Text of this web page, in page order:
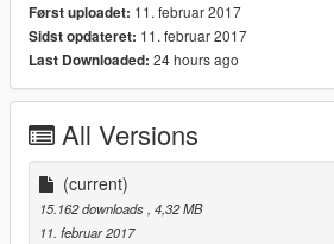
Først uploadet: 11. februar 2017
Sidst opdateret: 11. februar 2017
Last Downloaded: 24 hours ago
All Versions
(current)
15.162 downloads , 4,32 MB
11. februar 2017